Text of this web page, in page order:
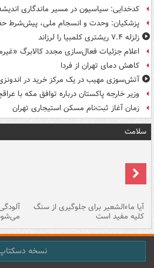
کدخدایی: سیاسیون در مسیر ماندگاری
پزشکیان: وحدت و انسجام ملی، پیش‌شرط
زلزله ۷.۴ ریشتری کلمبیا را لرزاند
اعلام جزئیات فعال‌سازی مجدد کالابرگ
کاهش دمای تهران از فردا
آتش‌سوزی مهیب در یک مرکز خرید در
وزیر خارجه پاکستان درباره توافق مکه با
زمان آغاز ثبت‌نام مسکن استیجاری تهران
سلامت
آیا ماءالشعیر برای جلوگیری از سنگ
کلیه مفید است
نسخه